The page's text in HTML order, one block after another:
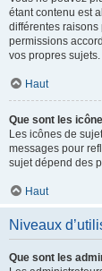
étant contenu est
différentes raisons
permissions
vos propres sujets.
Haut
Que sont les
Les icônes de
messages pour
sujet dépend des
Haut
Niveaux
Que sont les